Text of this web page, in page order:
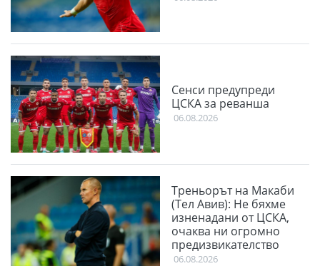
Сенси предупреди
ЦСКА за реванша
06.08.2026
Треньорът на Макаби
(Тел Авив): Не бяхме
изненадани от ЦСКА,
очаква ни огромно
предизвикателство
06.08.2026